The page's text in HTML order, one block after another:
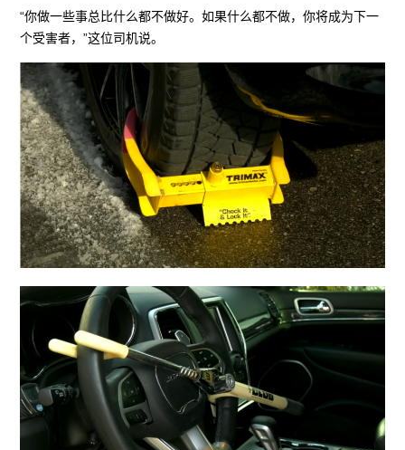
“你做一些事总比什么都不做好。如果什么都不做，你将成为下一
个受害者，”这位司机说。